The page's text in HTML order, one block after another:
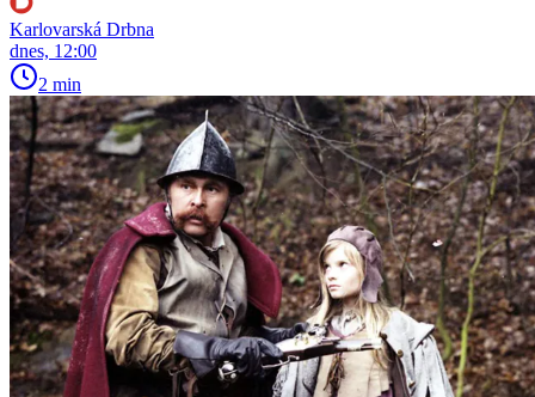
Karlovarská Drbna
dnes, 12:00
2 min